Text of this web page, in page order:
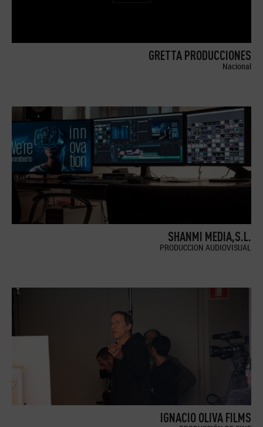
GRETTA PRODUCCIONES
Nacional
SHANMI MEDIA,S.L.
PRODUCCION AUDIOVISUAL
IGNACIO OLIVA FILMS